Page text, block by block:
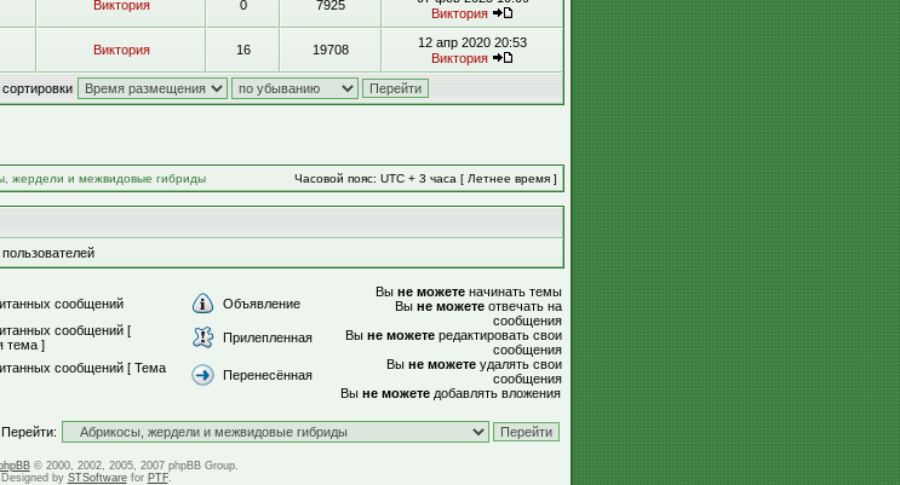
Виктория 0 7925
Виктория
Виктория 16 19708
12 апр 2020 20:53
Виктория
жердели и межвидовые гибриды Часовой пояс: UTC + 3 часа [ Летнее время ]
сообщений
Объявление
сообщений [
тема ]
Прилепленная
сообщений [ Тема
Перенесённая
Вы не можете начинать темы
Вы не можете отвечать на
сообщения
Вы не можете редактировать свои
сообщения
Вы не можете удалять свои
сообщения
Вы не можете добавлять вложения
Перейти:
© 2000, 2002, 2005, 2007 phpBB Group.
Designed by STSoftwarefor PTF.